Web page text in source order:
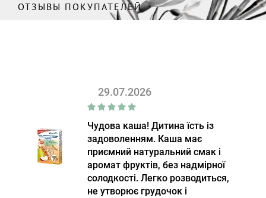
ОТЗЫВЫ ПОКУПАТЕЛЕЙ
29.07.2026
Чудова каша! Дитина їсть із
задоволенням. Каша має
приємний натуральний смак і
аромат фруктів, без надмірної
солодкості. Легко розводиться,
не утворює грудочок і